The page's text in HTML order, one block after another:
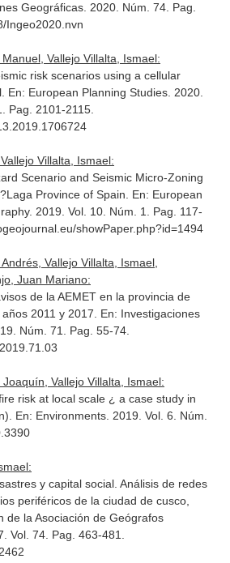
Geográficas. 2020. Núm. 74. Pag.
Ingeo2020.nvn
Vallejo Villalta, Ismael:
risk scenarios using a cellular
En: European Planning Studies. 2020.
Pag. 2101-2115.
Villalta, Ismael:
Scenario and Seismic Micro-Zoning
Province of Spain. En: European
. 2019. Vol. 10. Núm. 1. Pag. 117-
showPaper.php?id=1494
Vallejo Villalta, Ismael,
Juan Mariano:
de la AEMET en la provincia de
2011 y 2017. En: Investigaciones
Núm. 71. Pag. 55-74.
Vallejo Villalta, Ismael:
risk at local scale ¿ a case study in
En: Environments. 2019. Vol. 6. Núm.
y capital social. Análisis de redes
periféricos de la ciudad de cusco,
de la Asociación de Geógrafos
Vol. 74. Pag. 463-481.